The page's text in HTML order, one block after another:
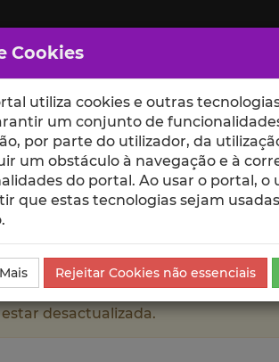
ESCOLAS
desactualizada.
Cookies
utiliza cookies e outras
um conjunto de
por parte do utilizador, da
um obstáculo à navegação e à
do portal. Ao usar o portal, o
que estas tecnologias sejam
Rejeitar Cookies não essenciais